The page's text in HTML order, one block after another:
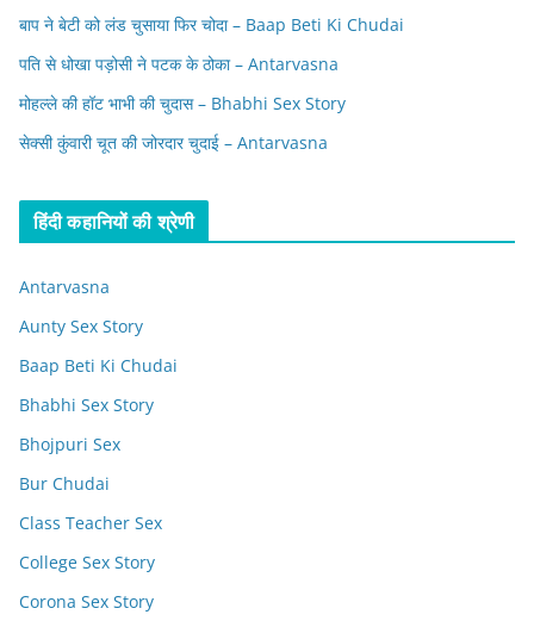
बाप ने बेटी को लंड चुसाया फिर चोदा – Baap Beti Ki Chudai
पति से धोखा पड़ोसी ने पटक के ठोका – Antarvasna
मोहल्ले की हॉट भाभी की चुदास – Bhabhi Sex Story
सेक्सी कुंवारी चूत की जोरदार चुदाई – Antarvasna
हिंदी कहानियों की श्रेणी
Antarvasna
Aunty Sex Story
Baap Beti Ki Chudai
Bhabhi Sex Story
Bhojpuri Sex
Bur Chudai
Class Teacher Sex
College Sex Story
Corona Sex Story